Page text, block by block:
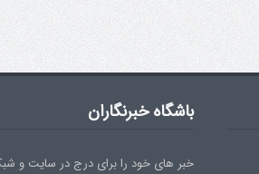
تولد کایچو سن سی گوگن
باشگاه خبرنگاران
خبر های خود را برای درج در سایت و